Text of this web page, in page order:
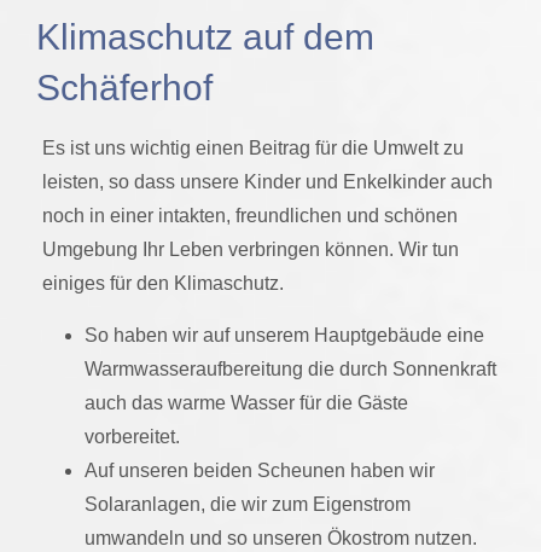
Klimaschutz auf dem
Schäferhof
Es ist uns wichtig einen Beitrag für die Umwelt zu
leisten, so dass unsere Kinder und Enkelkinder auch
noch in einer intakten, freundlichen und schönen
Umgebung Ihr Leben verbringen können. Wir tun
einiges für den Klimaschutz.
So haben wir auf unserem Hauptgebäude eine
Warmwasseraufbereitung die durch Sonnenkraft
auch das warme Wasser für die Gäste
vorbereitet.
Auf unseren beiden Scheunen haben wir
Solaranlagen, die wir zum Eigenstrom
umwandeln und so unseren Ökostrom nutzen.